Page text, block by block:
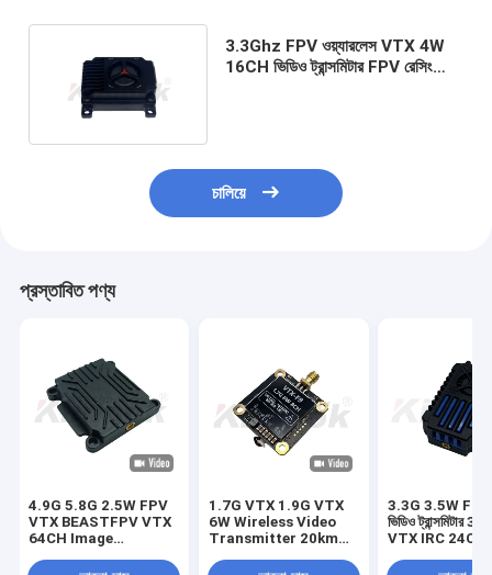
3.3Ghz FPV ওয়্যারলেস VTX 4W
16CH ভিডিও ট্রান্সমিটার FPV রেসিং
চালিয়ে
প্রস্তাবিত পণ্য
4.9G 5.8G 2.5W FPV
VTX BEASTFPV VTX
64CH Image
Accessories
1.7G VTX 1.9G VTX
6W Wireless Video
Transmitter 20km
Transmission
3.3G 3.5W
ভিডিও ট্রান্সমিটার
VTX IRC 24CH
FPV VTX মডিউল